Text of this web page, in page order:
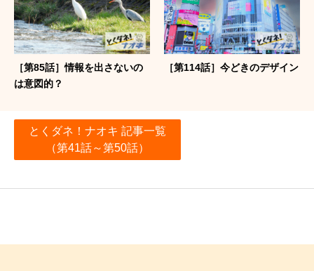
［第85話］情報を出さないの
は意図的？
［第114話］今どきのデザイン
とくダネ！ナオキ 記事一覧
（第41話～第50話）